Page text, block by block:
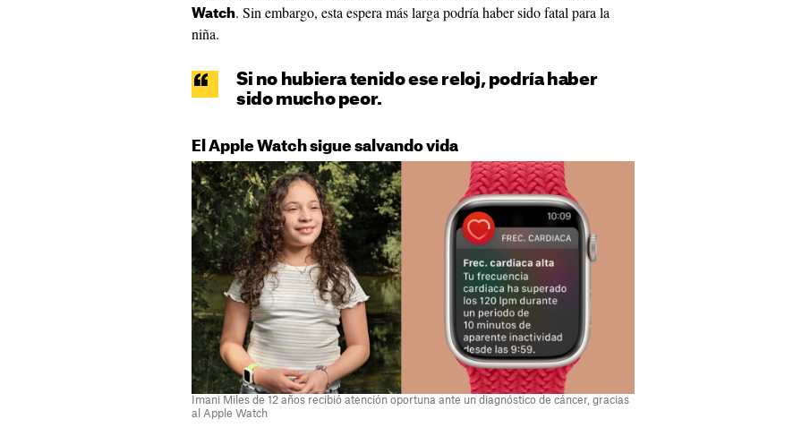
Watch. Sin embargo, esta espera más larga podría haber sido fatal para la
niña.
Si no hubiera tenido ese reloj, podría haber
sido mucho peor.
El Apple Watch sigue salvando vida
Imani Miles de 12 años recibió atención oportuna ante un diagnóstico de cáncer, gracias
al Apple Watch